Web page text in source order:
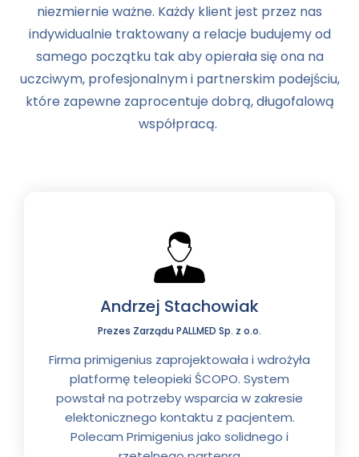
niezmiernie ważne. Każdy klient jest przez nas
indywidualnie traktowany a relacje budujemy od
samego początku tak aby opierała się ona na
uczciwym, profesjonalnym i partnerskim podejściu,
które zapewne zaprocentuje dobrą, długofalową
współpracą.
Andrzej Stachowiak
Prezes Zarządu PALLMED Sp. z o.o.
Firma primigenius zaprojektowała i wdrożyła
platformę teleopieki ŚCOPO. System
powstał na potrzeby wsparcia w zakresie
elektonicznego kontaktu z pacjentem.
Polecam Primigenius jako solidnego i